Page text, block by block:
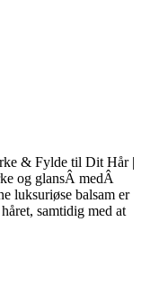
& Fylde til Dit Hår |
og glansÂ medÂ
luksuriøse balsam er
samtidig med at